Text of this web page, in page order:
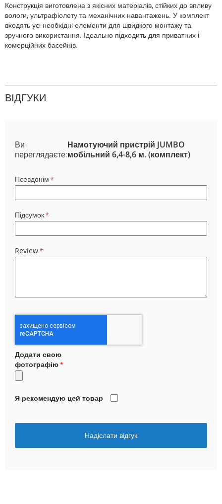
Конструкція виготовлена з якісних матеріалів, стійких до впливу
вологи, ультрафіолету та механічних навантажень. У комплект
входять усі необхідні елементи для швидкого монтажу та
зручного використання. Ідеально підходить для приватних і
комерційних басейнів.
ВІДГУКИ
Ви
переглядаєте:
Намотуючий пристрій JUMBO
мобільний 6,4-8,6 м. (комплект)
Псевдонім
Підсумок
Review
Додати свою
фотографію
Я рекомендую цей товар
Надіслати відгук